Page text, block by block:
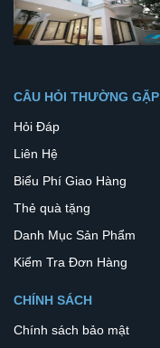
CÂU HỎI THƯỜNG GẶP
Hỏi Đáp
Liên Hệ
Biểu Phí Giao Hàng
Thẻ quà tặng
Danh Mục Sản Phẩm
Kiểm Tra Đơn Hàng
CHÍNH SÁCH
Chính sách bảo mật